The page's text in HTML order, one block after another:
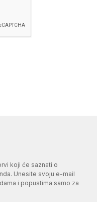
koji će saznati o
Unesite svoju e-mail
i popustima samo za